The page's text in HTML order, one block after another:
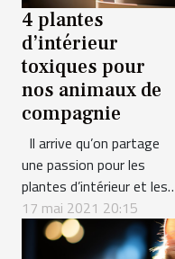
4 plantes
d’intérieur
toxiques pour
nos animaux de
compagnie
Il arrive qu’on partage
une passion pour les
plantes d’intérieur et les
animaux de compagnie.
Cependant, la vie des uns
peut être menacée par la
17 mai 2021 20:15